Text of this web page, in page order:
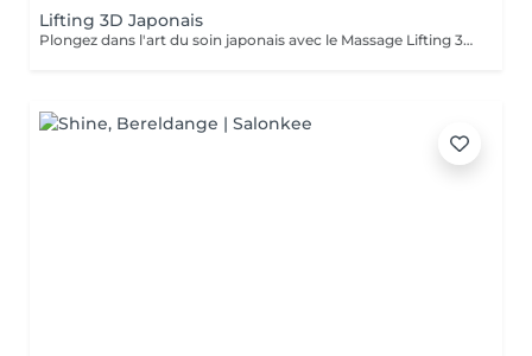
Lifting 3D Japonais
Plongez dans l'art du soin japonais avec le Massage Lifting 3D, une technique manuelle puissante qui lifte naturellement le visage tout en procurant une détente profonde. Par des gestes précis et dynamiques, ce soin stimule les muscles, redessine les contours, lisse les rides et ravive l'éclat dès la première séance. Formées directement par la créatrice de la méthode venue du Japon, nous vous offrons un soin authentique et hautement efficace, agissant autant sur la beauté du visage que sur l'équilibre global du corps et de l'esprit.